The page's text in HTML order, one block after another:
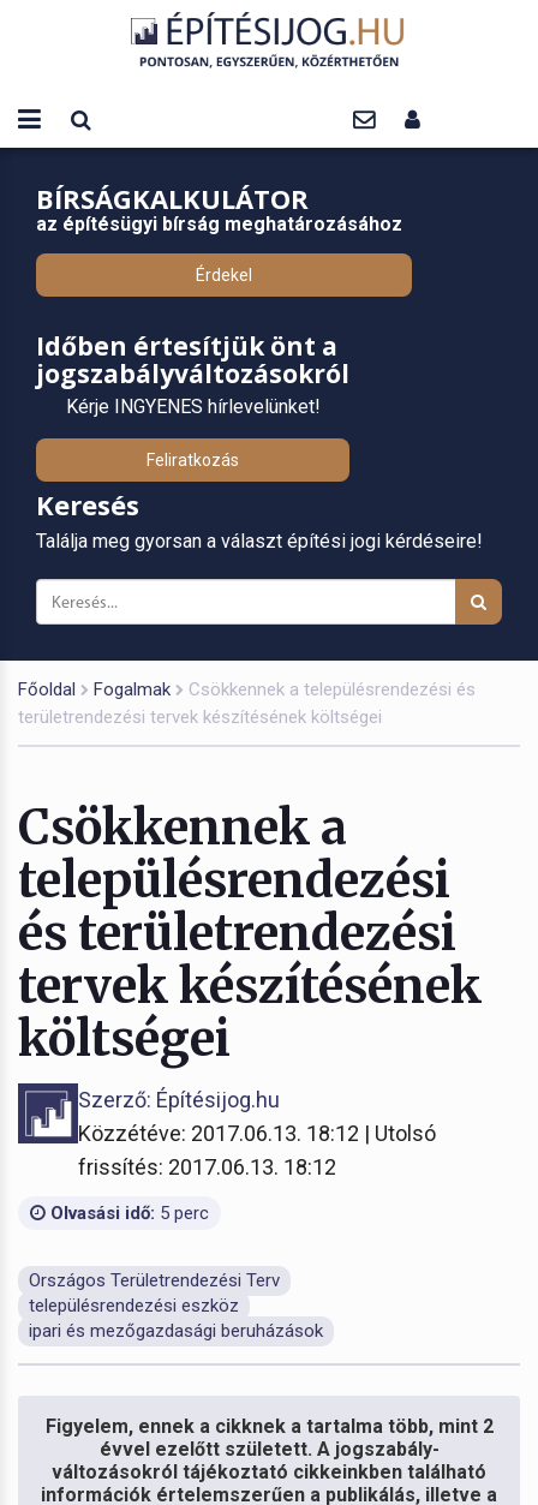
BÍRSÁGKALKULÁTOR
az építésügyi bírság meghatározásához
Érdekel
Időben értesítjük önt a
jogszabályváltozásokról
Kérje INGYENES hírlevelünket!
Feliratkozás
Keresés
Találja meg gyorsan a választ építési jogi kérdéseire!
Főoldal Fogalmak
Csökkennek a településrendezési és
területrendezési tervek készítésének költségei
Csökkennek a
településrendezési
és területrendezési
tervek készítésének
költségei
Szerző: Építésijog.hu
Közzétéve: 2017.06.13. 18:12 | Utolsó
frissítés: 2017.06.13. 18:12
Olvasási idő: 5 perc
Országos Területrendezési Terv
településrendezési eszköz
ipari és mezőgazdasági beruházások
Figyelem, ennek a cikknek a tartalma több, mint 2
évvel ezelőtt született. A jogszabály-
változásokról tájékoztató cikkeinkben található
információk értelemszerűen a publikálás, illetve a